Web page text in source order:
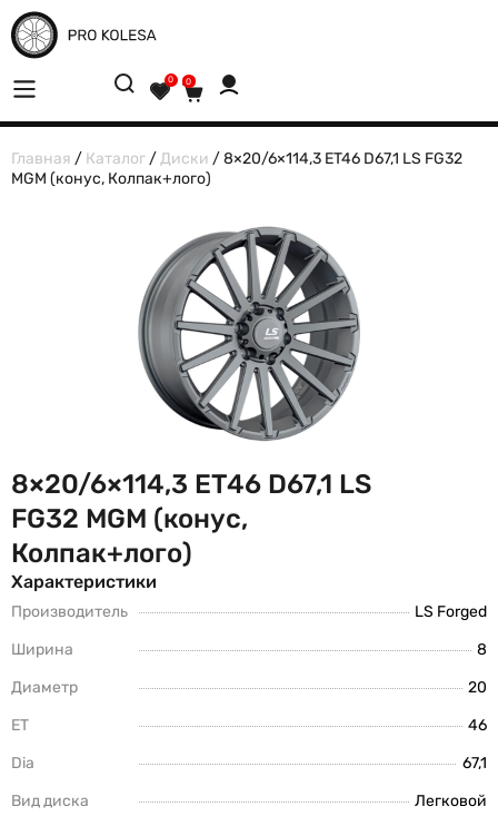
0 0
Главная / Каталог /Диски / 8×20/6×114,3 ET46 D67,1 LS FG32
MGM (конус, Колпак+лого)
8×20/6×114,3 ET46 D67,1 LS
FG32 MGM (конус,
Колпак+лого)
Характеристики
Производитель
LS Forged
Ширина
8
Диаметр
20
ET
46
Dia
67,1
Вид диска
Легковой